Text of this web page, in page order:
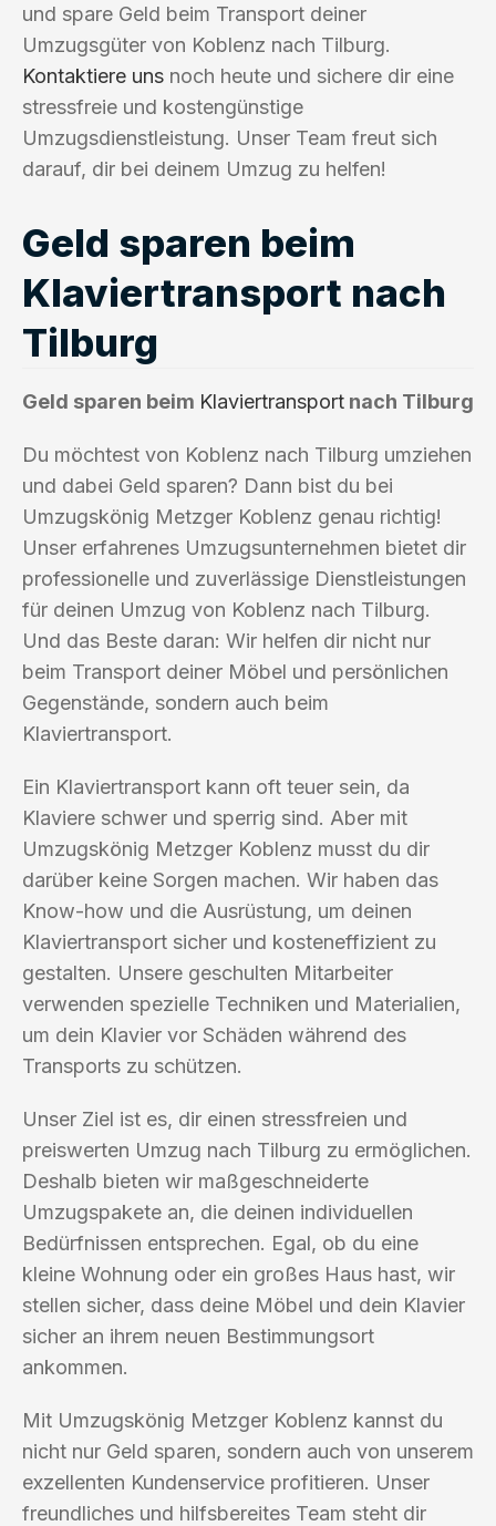
und spare Geld beim Transport deiner
Umzugsgüter von Koblenz nach Tilburg.
Kontaktiere uns noch heute und sichere dir eine
stressfreie und kostengünstige
Umzugsdienstleistung. Unser Team freut sich
darauf, dir bei deinem Umzug zu helfen!
Geld sparen beim
Klaviertransport nach
Tilburg
Geld sparen beim Klaviertransport nach Tilburg
Du möchtest von Koblenz nach Tilburg umziehen
und dabei Geld sparen? Dann bist du bei
Umzugskönig Metzger Koblenz genau richtig!
Unser erfahrenes Umzugsunternehmen bietet dir
professionelle und zuverlässige Dienstleistungen
für deinen Umzug von Koblenz nach Tilburg.
Und das Beste daran: Wir helfen dir nicht nur
beim Transport deiner Möbel und persönlichen
Gegenstände, sondern auch beim
Klaviertransport.
Ein Klaviertransport kann oft teuer sein, da
Klaviere schwer und sperrig sind. Aber mit
Umzugskönig Metzger Koblenz musst du dir
darüber keine Sorgen machen. Wir haben das
Know-how und die Ausrüstung, um deinen
Klaviertransport sicher und kosteneffizient zu
gestalten. Unsere geschulten Mitarbeiter
verwenden spezielle Techniken und Materialien,
um dein Klavier vor Schäden während des
Transports zu schützen.
Unser Ziel ist es, dir einen stressfreien und
preiswerten Umzug nach Tilburg zu ermöglichen.
Deshalb bieten wir maßgeschneiderte
Umzugspakete an, die deinen individuellen
Bedürfnissen entsprechen. Egal, ob du eine
kleine Wohnung oder ein großes Haus hast, wir
stellen sicher, dass deine Möbel und dein Klavier
sicher an ihrem neuen Bestimmungsort
ankommen.
Mit Umzugskönig Metzger Koblenz kannst du
nicht nur Geld sparen, sondern auch von unserem
exzellenten Kundenservice profitieren. Unser
freundliches und hilfsbereites Team steht dir